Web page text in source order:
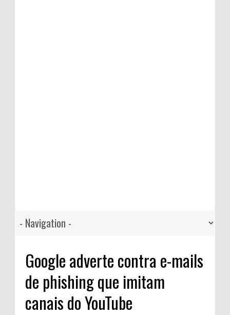
Google adverte contra e-mails
de phishing que imitam
canais do YouTube